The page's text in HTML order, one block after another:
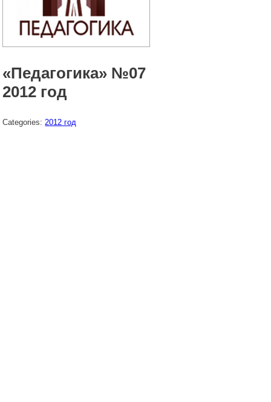
«Педагогика» №07
2012 год
Categories: 2012 год